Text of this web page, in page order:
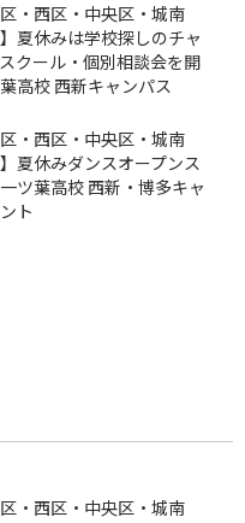
区・西区・中央区・城南
夏休みは学校探しのチャ
クール・個別相談会を開
高校 西新キャンパス
区・西区・中央区・城南
夏休みダンスオープンス
ツ葉高校 西新・博多キャ
ト
区・西区・中央区・城南